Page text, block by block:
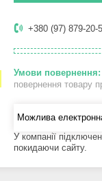
+380 (97) 879-20-
повернення товару
У компанії
покидаючи сайту.